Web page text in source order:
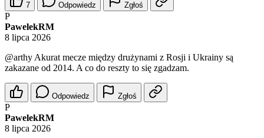
7 Odpowiedz Zgłoś
P
PawelekRM
8 lipca 2026
@arthy Akurat mecze między drużynami z Rosji i Ukrainy są
zakazane od 2014. A co do reszty to się zgadzam.
Odpowiedz Zgłoś
P
PawelekRM
8 lipca 2026